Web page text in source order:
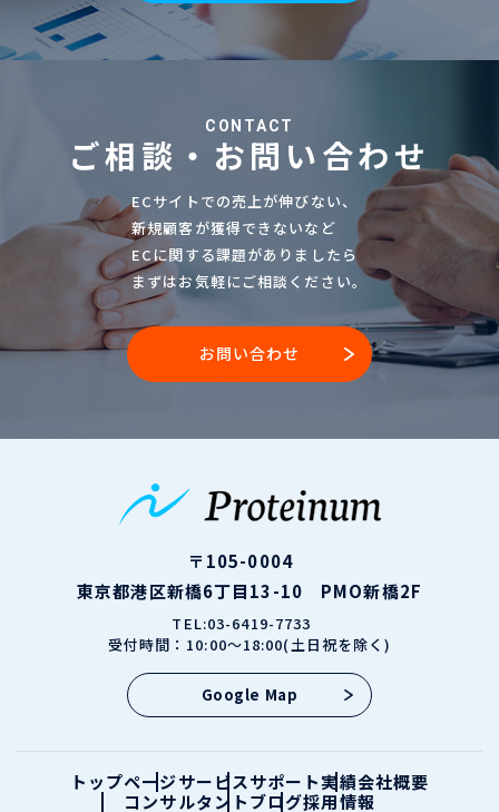
CONTACT
ご相談・お問い合わせ
ECサイトでの売上が伸びない、
新規顧客が獲得できないなど
ECに関する課題がありましたら
まずはお気軽にご相談ください。
お問い合わせ
〒105-0004
東京都港区新橋6丁目13-10 PMO新橋2F
TEL:03-6419-7733
受付時間：10:00～18:00(土日祝を除く)
Google Map
トップページサービスサポート実績会社概要
コンサルタントブログ採用情報